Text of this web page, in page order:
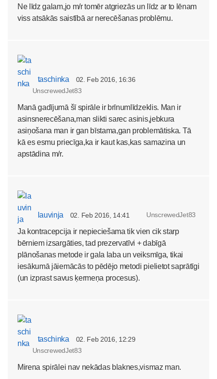
Ne līdz galam,jo m/r tomēr atgriezās un līdz ar to lēnam
viss atsākās saistībā ar nerecēšanas problēmu.
taschinka
02. Feb 2016, 16:36
UnscrewedJet83
Manā gadījumā šī spirāle ir brīnumlīdzeklis. Man ir
asinsnerecēšana,man slikti sarec asinis,jebkura
asiņošana man ir gan bīstama,gan problemātiska. Tā
kā es esmu priecīga,ka ir kaut kas,kas samazina un
apstādina m/r.
lauvinja 02. Feb 2016, 14:41 UnscrewedJet83
Ja kontracepcija ir nepieciešama tik vien cik starp
bērniem izsargāties, tad prezervatīvi + dabīgā
plānošanas metode ir gala laba un veiksmīga, tikai
iesākumā jāiemācās to pēdējo metodi pielietot saprātīgi
(un izprast savus ķermeņa procesus).
taschinka
02. Feb 2016, 12:29
UnscrewedJet83
Mirena spirālei nav nekādas blaknes,vismaz man.